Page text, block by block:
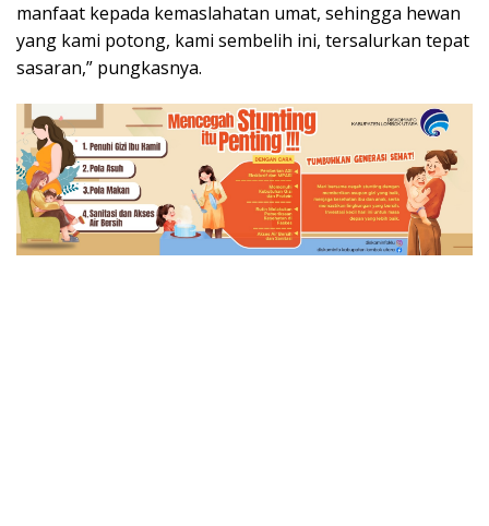
manfaat kepada kemaslahatan umat, sehingga hewan
yang kami potong, kami sembelih ini, tersalurkan tepat
sasaran,” pungkasnya.